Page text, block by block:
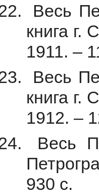
Весь
книга г.
1911. –
Весь
книга г.
1912. –
Весь
930 с.